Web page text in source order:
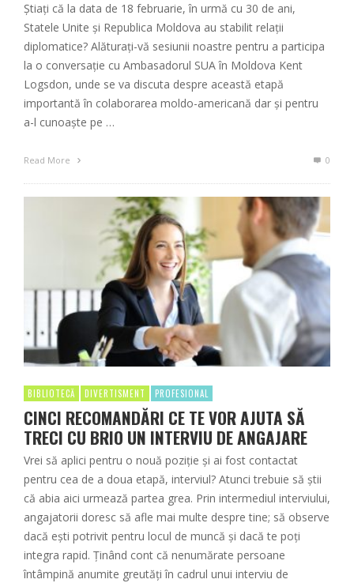
Știați că la data de 18 februarie, în urmă cu 30 de ani,
Statele Unite și Republica Moldova au stabilit relații
diplomatice? Alăturați-vă sesiunii noastre pentru a participa
la o conversație cu Ambasadorul SUA în Moldova Kent
Logsdon, unde se va discuta despre această etapă
importantă în colaborarea moldo-americană dar și pentru
a-l cunoaște pe …
Read More 0
BIBLIOTECĂ DIVERTISMENT PROFESIONAL
CINCI RECOMANDĂRI CE TE VOR AJUTA SĂ
TRECI CU BRIO UN INTERVIU DE ANGAJARE
Vrei să aplici pentru o nouă poziție și ai fost contactat
pentru cea de a doua etapă, interviul? Atunci trebuie să știi
că abia aici urmează partea grea. Prin intermediul interviului,
angajatorii doresc să afle mai multe despre tine; să observe
dacă ești potrivit pentru locul de muncă și dacă te poți
integra rapid. Ținând cont că nenumărate persoane
întâmpină anumite greutăți în cadrul unui interviu de